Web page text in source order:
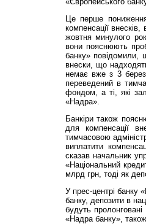
Це перше
компенсації
жовтня минулого
вони пояснюють
банку» повідомили,
внески, що
немає вже з 3
переведений в
фондом, а ті, які
«Надра».
Банкіри також
для компенсації
тимчасовою
виплатити
сказав начальник
«Національний
млрд грн, тоді як
У прес-центрі банку
банку, депозити в
будуть
«Надра банку»,